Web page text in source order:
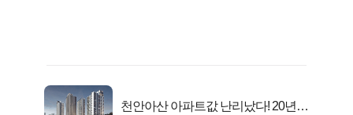
천안아산 아파트값 난리났다! 20년